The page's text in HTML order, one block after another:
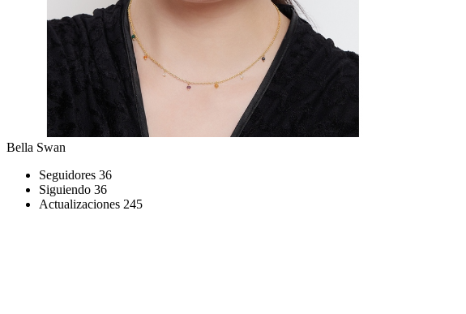
Bella Swan
Seguidores 36
Siguiendo 36
Actualizaciones 245